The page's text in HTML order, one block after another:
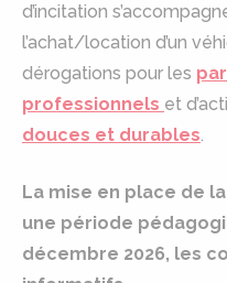
d’incitation
l’achat/location d’un
dérogations pour les
professionnels et
douces et durables.
La mise en place de
une période
décembre 2026, les